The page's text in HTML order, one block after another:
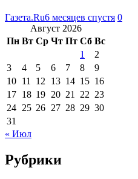
Газета.Ru6 месяцев спустя 0
Август 2026
Пн Вт Ср Чт Пт Сб Вс
1
2
3
4 5 6 7 8
9
10 11 12 13 14 15 16
17 18 19 20 21 22 23
24 25 26 27 28 29 30
31
« Июл
Рубрики